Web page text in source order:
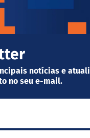
notícias e
no seu e-mail.